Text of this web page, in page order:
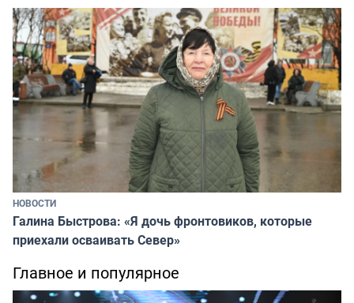
НОВОСТИ
Галина Быстрова: «Я дочь фронтовиков, которые
приехали осваивать Север»
Главное и популярное